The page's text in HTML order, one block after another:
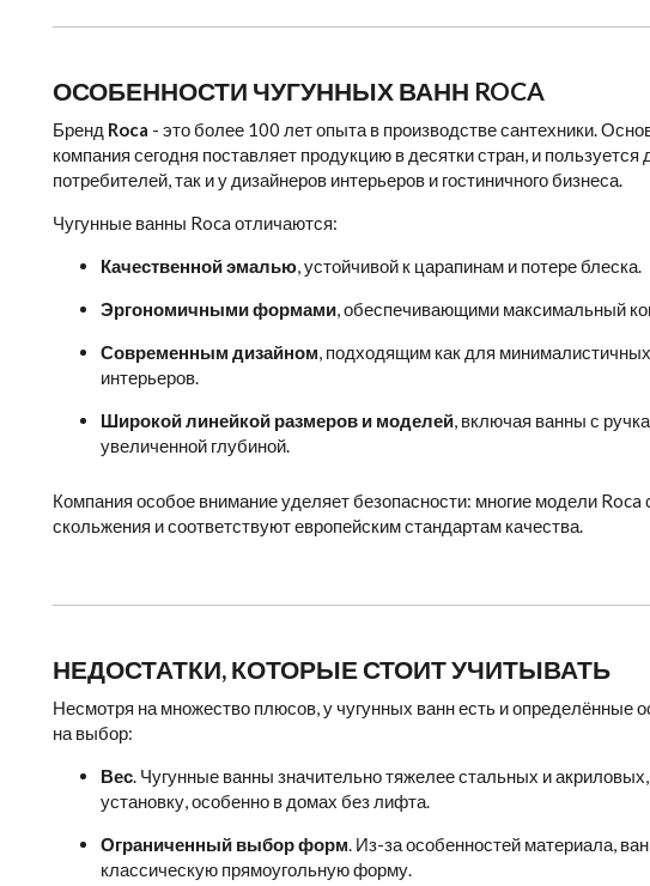
ОСОБЕННОСТИ ЧУГУННЫХ ВАНН ROCA
Бренд Roca - это более 100 лет опыта в производстве сантехники.
компания сегодня поставляет продукцию в десятки стран, и пользуется
потребителей, так и у дизайнеров интерьеров и гостиничного бизнеса.
Чугунные ванны Roca отличаются:
Качественной эмалью, устойчивой к царапинам и потере блеска.
Эргономичными формами, обеспечивающими максимальный
Современным дизайном, подходящим как для
интерьеров.
Широкой линейкой размеров и моделей, включая ванны с
увеличенной глубиной.
Компания особое внимание уделяет безопасности: многие модели
скольжения и соответствуют европейским стандартам качества.
НЕДОСТАТКИ, КОТОРЫЕ СТОИТ УЧИТЫВАТЬ
Несмотря на множество плюсов, у чугунных ванн есть и определённые
на выбор:
Вес. Чугунные ванны значительно тяжелее стальных и
установку, особенно в домах без лифта.
Ограниченный выбор форм. Из-за особенностей материала,
классическую прямоугольную форму.